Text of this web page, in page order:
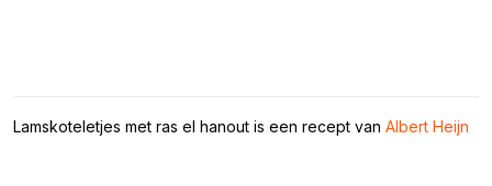
Lamskoteletjes met ras el hanout is een recept van Albert Heijn